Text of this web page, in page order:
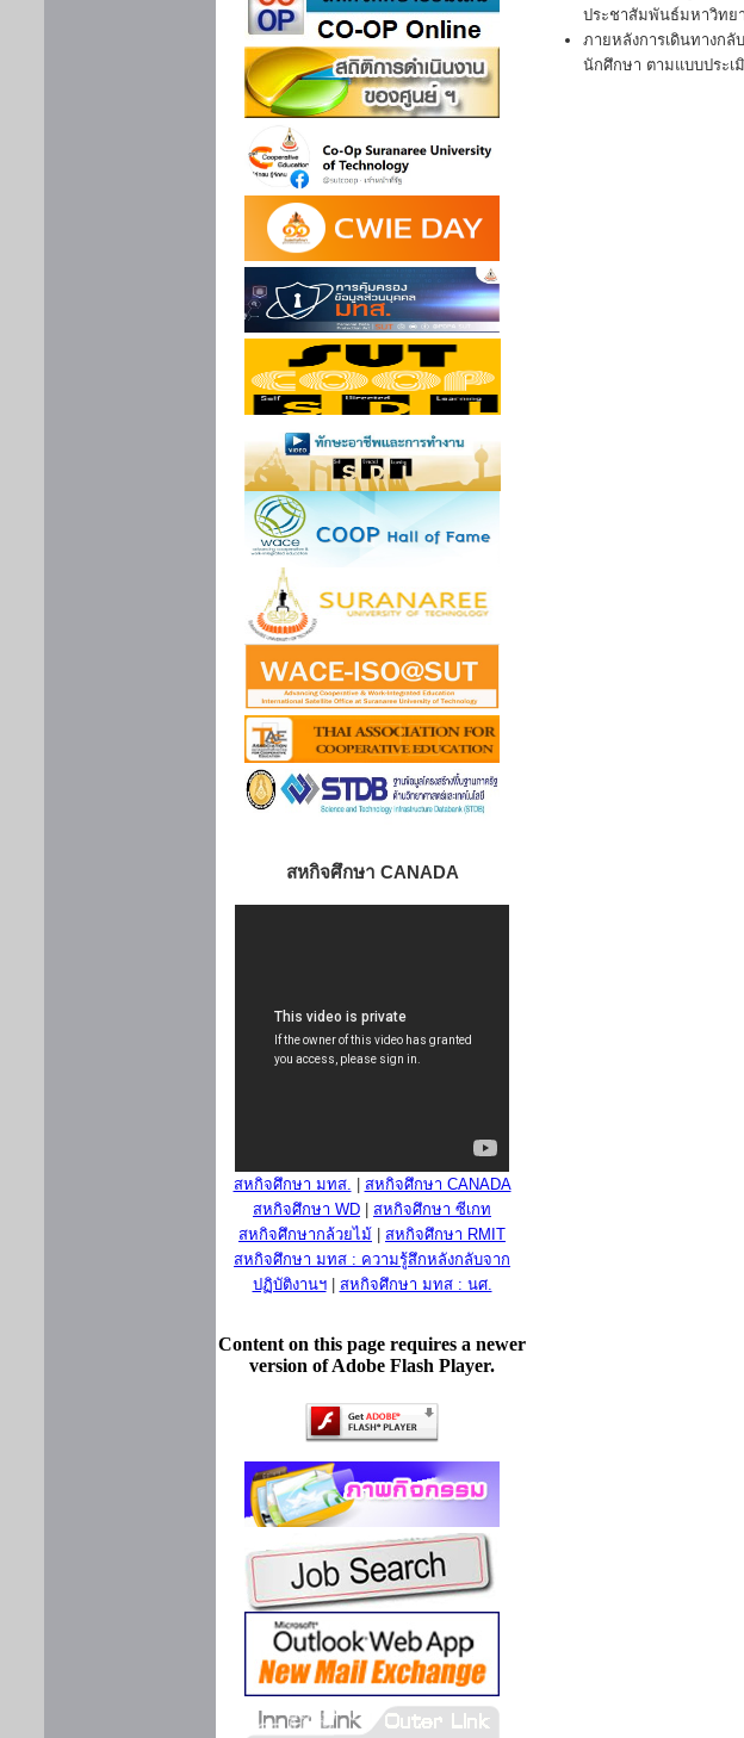
สหกิจศึกษา CANADA
สหกิจศึกษา มทส.
สหกิจศึกษา CANADA
สหกิจศึกษา WD
สหกิจศึกษา ซีเกท
สหกิจศึกษากล้วยไม้
สหกิจศึกษา RMIT
สหกิจศึกษา มทส : ความรู้สึกหลังกลับจาก
ปฏิบัติงานฯ| สหกิจศึกษา มทส : นศ.
Content on this page requires a newer
version of Adobe Flash Player.
ประชาสัมพันธ์มหาวิทย
ภายหลังการเดินทางก
นักศึกษา ตามแบบประ